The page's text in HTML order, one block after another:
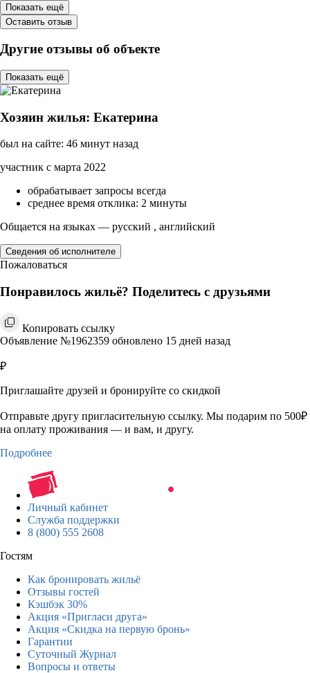
Показать ещё
Оставить отзыв
Другие отзывы об объекте
Показать ещё
Хозяин жилья: Екатерина
был на сайте: 46 минут назад
участник с марта 2022
обрабатывает запросы всегда
среднее время отклика: 2 минуты
Общается на языках — русский , английский
Сведения об исполнителе
Пожаловаться
Понравилось жильё? Поделитесь с друзьями
Копировать ссылку
Объявление №1962359 обновлено 15 дней назад
₽
Приглашайте друзей и бронируйте со скидкой
Отправьте другу пригласительную ссылку. Мы подарим по 500₽
на оплату проживания — и вам, и другу.
Подробнее
Личный кабинет
Служба поддержки
8 (800) 555 2608
Гостям
Как бронировать жильё
Отзывы гостей
Кэшбэк 30%
Акция «Пригласи друга»
Акция «Скидка на первую бронь»
Гарантии
Суточный Журнал
Вопросы и ответы